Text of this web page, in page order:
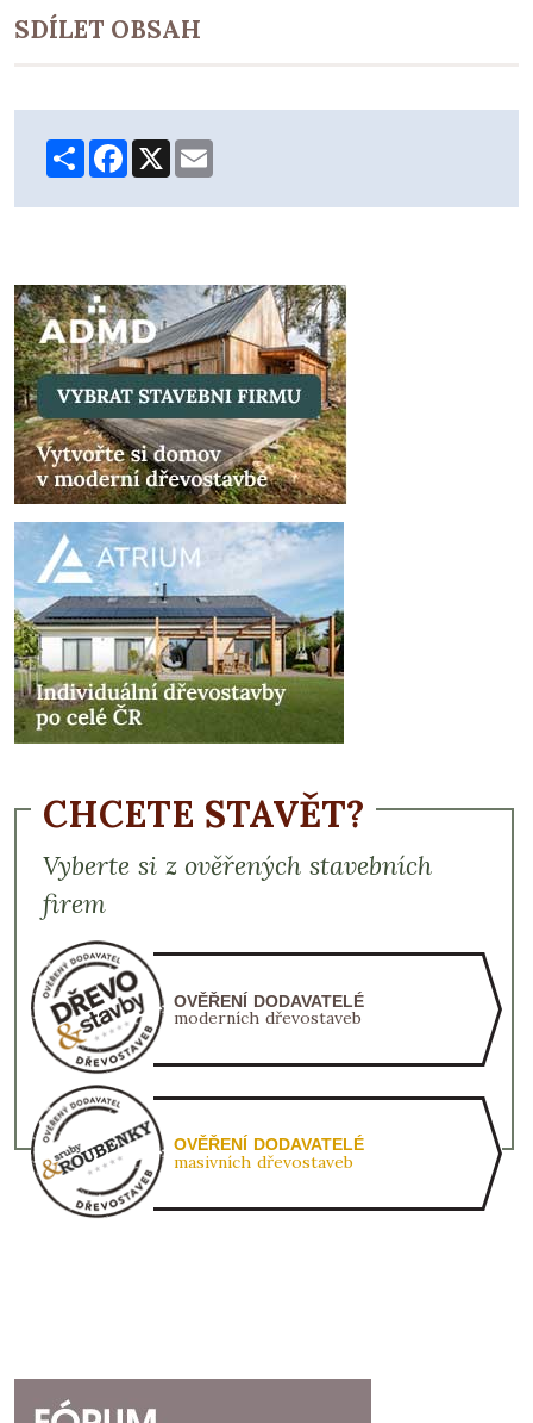
SDÍLET OBSAH
ShareFacebook
X
CHCETE STAVĚT?
Vyberte si z ověřených stavebních
firem
OVĚŘENÍ DODAVATELÉ
moderních dřevostaveb
OVĚŘENÍ DODAVATELÉ
masivních dřevostaveb